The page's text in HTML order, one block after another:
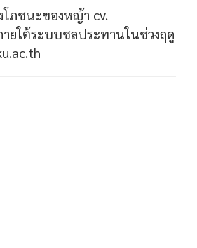
ภชนะของหญ้า cv.
ายใต้ระบบชลประทานในช่วงฤดู